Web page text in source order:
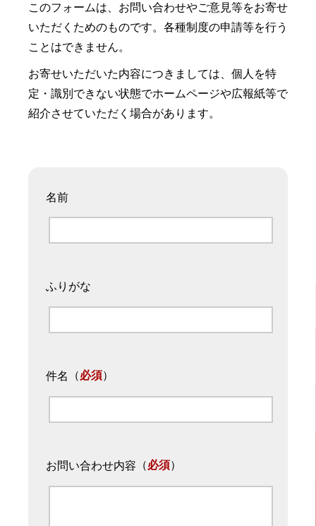
このフォームは、お問い合わせやご意見等をお寄せ
いただくためのものです。各種制度の申請等を行う
ことはできません。
お寄せいただいた内容につきましては、個人を特
定・識別できない状態でホームページや広報紙等で
紹介させていただく場合があります。
名前
ふりがな
件名 （必須）
お問い合わせ内容 （必須）